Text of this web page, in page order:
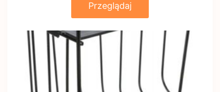
Przeglądaj